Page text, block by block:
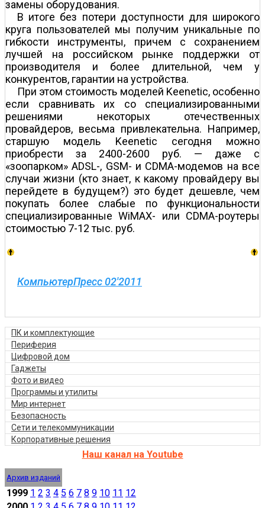
замены оборудования.
В итоге без потери доступности для широкого
круга пользователей мы получим уникальные по
гибкости инструменты, причем с сохранением
лучшей на российском рынке поддержки от
производителя и более длительной, чем у
конкурентов, гарантии на устройства.
При этом стоимость моделей Keenetic, особенно
если сравнивать их со специализированными
решениями некоторых отечественных
провайдеров, весьма привлекательна. Например,
старшую модель Keenetic сегодня можно
приобрести за 2400-2600 руб. — даже с
«зоопарком» ADSL-, GSM- и CDMA-модемов на все
случаи жизни (кто знает, к какому провайдеру вы
перейдете в будущем?) это будет дешевле, чем
покупать более слабые по функциональности
специализированные WiMAX- или CDMA-роутеры
стоимостью 7-12 тыс. руб.
КомпьютерПресс 02'2011
ПК и комплектующие
Периферия
Цифровой дом
Гаджеты
Фото и видео
Программы и утилиты
Мир интернет
Безопасность
Сети и телекоммуникации
Корпоративные решения
Наш канал на Youtube
Архив изданий
1999 1 2 3 4 5 6 7 8 9 10 11 12